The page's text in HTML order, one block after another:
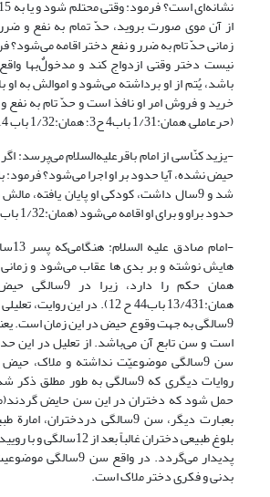
از آن موی صورت بروید، حدّ تمام به نفع و
زمانی حدّ تام به ضرر و نفع دختر اقامه می‌شود؟
باشد، یُتم از او برداشته می‌شود و اموالش به
خرید و فروش امر او نافذ است و حدّ تام به نفع
(حرعاملی, همان:1/31 باب4 ح3؛ همان:1/32 باب 14ح 12).
حیض نشده، آیا حدود بر او اجرا می‌شود؟ فرمود:
شد و 9سال داشت، کودکی او پایان یافته،
حدود براو و برای او اقامه می‌شود (همان:1/32 باب4 ح 12).
-
همان حکم را دارد،
همان:13/431 باب44 ح 12). در این
9سالگی به جهت وقوع حیض در این زمان است.
است و سن تابع آن می‌باشد. از تعلیل در این
سن 9سالگی موضوعیّت نداشته و ملاک،
روایات دیگری که 9سالگی به طور
بعبارت دیگر، سن 9سالگی
بلوغ طبیعی دختران غالباً
پدیدار می‌گردد. در واقع
بدنی و فکری دختر ملاک است.